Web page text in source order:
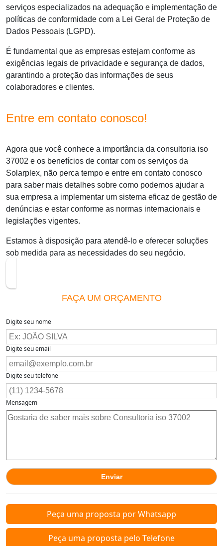
serviços especializados na adequação e implementação de
políticas de conformidade com a Lei Geral de Proteção de
Dados Pessoais (LGPD).
É fundamental que as empresas estejam conforme as
exigências legais de privacidade e segurança de dados,
garantindo a proteção das informações de seus
colaboradores e clientes.
Entre em contato conosco!
Agora que você conhece a importância da consultoria iso
37002 e os benefícios de contar com os serviços da
Solarplex, não perca tempo e entre em contato conosco
para saber mais detalhes sobre como podemos ajudar a
sua empresa a implementar um sistema eficaz de gestão de
denúncias e estar conforme as normas internacionais e
legislações vigentes.
Estamos à disposição para atendê-lo e oferecer soluções
sob medida para as necessidades do seu negócio.
FAÇA UM ORÇAMENTO
Digite seu nome
Digite seu email
Digite seu telefone
Mensagem
Peça uma proposta por Whatsapp
Peça uma proposta pelo Telefone